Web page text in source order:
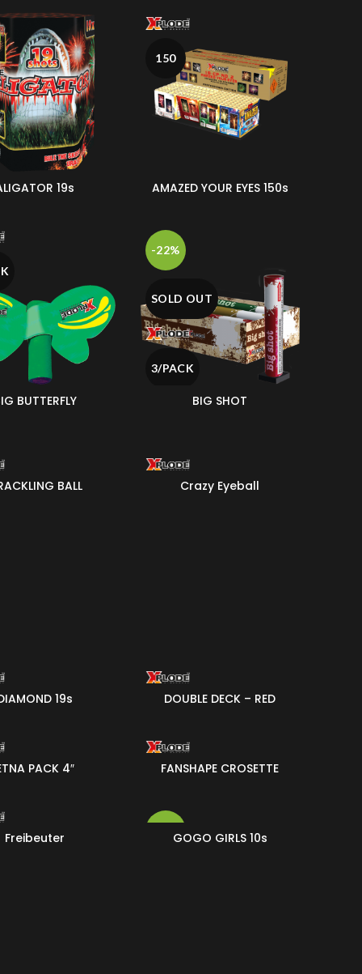
19s
150
AMAZED YOUR EYES 150s
BUTTERFLY
-22%
SOLD OUT
3/PACK
BIG SHOT
BALL Crazy Eyeball
19s DOUBLE DECK – RED
PACK 4″ FANSHAPE CROSETTE
Freibeuter GOGO GIRLS 10s